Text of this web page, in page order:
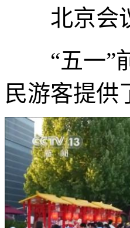
北京会议
“五一”前
民游客提供